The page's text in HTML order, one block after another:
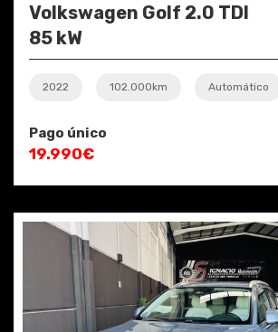
Volkswagen Golf 2.0 TDI
85 kW
2022 102.000km Automático
Pago único
19.990€